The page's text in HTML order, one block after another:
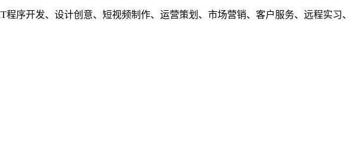
序开发、设计创意、短视频制作、运营策划、市场营销、客户服务、远程实习、